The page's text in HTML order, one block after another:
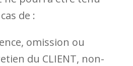
de :
omission ou
du CLIENT, non-